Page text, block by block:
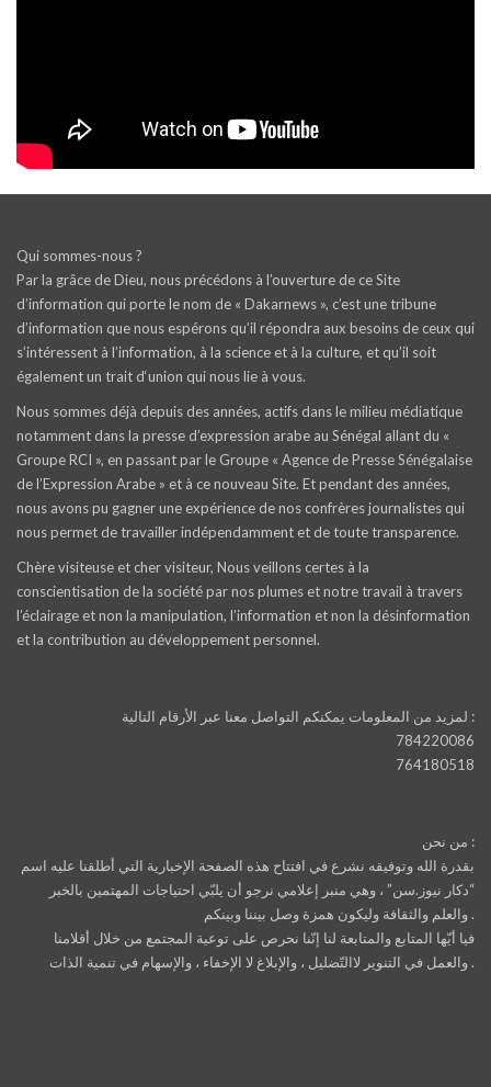
Qui sommes-nous ?
Par la grâce de Dieu, nous précédons à l’ouverture de ce Site
d’information qui porte le nom de « Dakarnews », c’est une tribune
d’information que nous espérons qu’il répondra aux besoins de ceux qui
s’intéressent à l’information, à la science et à la culture, et qu’il soit
également un trait d‘union qui nous lie à vous.
Nous sommes déjà depuis des années, actifs dans le milieu médiatique
notamment dans la presse d’expression arabe au Sénégal allant du «
Groupe RCI », en passant par le Groupe « Agence de Presse Sénégalaise
de l’Expression Arabe » et à ce nouveau Site. Et pendant des années,
nous avons pu gagner une expérience de nos confrères journalistes qui
nous permet de travailler indépendamment et de toute transparence.
Chère visiteuse et cher visiteur, Nous veillons certes à la
conscientisation de la société par nos plumes et notre travail à travers
l’éclairage et non la manipulation, l’information et non la désinformation
et la contribution au développement personnel.
لمزيد من المعلومات يمكنكم التواصل معنا عبر الأرقام التالية :
784220086
764180518
من نحن :
بقدرة الله وتوفيقه نشرع في افتتاح هذه الصفحة الإخبارية التي أطلقنا عليه اسم
“دكار نيوز.سن” ، وهي منبر إعلامي نرجو أن يلبّي احتياجات المهتمين بالخبر
والعلم والثقافة وليكون همزة وصل بيننا وبينكم .
فيا أيّها المتابع والمتابعة لنا إنّنا نحرص على توعية المجتمع من خلال أقلامنا
والعمل في التنوير لاالتّضليل ، والإبلاغ لا الإخفاء ، والإسهام في تنمية الذات .